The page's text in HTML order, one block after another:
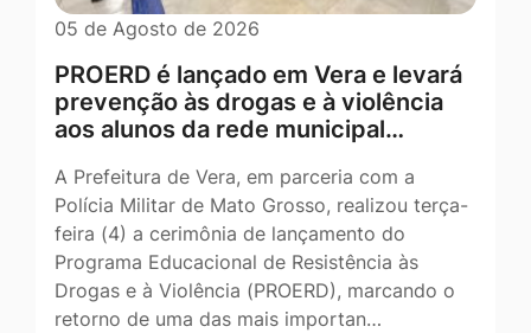
05 de Agosto de 2026
PROERD é lançado em Vera e levará
prevenção às drogas e à violência
aos alunos da rede municipal…
A Prefeitura de Vera, em parceria com a
Polícia Militar de Mato Grosso, realizou terça-
feira (4) a cerimônia de lançamento do
Programa Educacional de Resistência às
Drogas e à Violência (PROERD), marcando o
retorno de uma das mais importan…